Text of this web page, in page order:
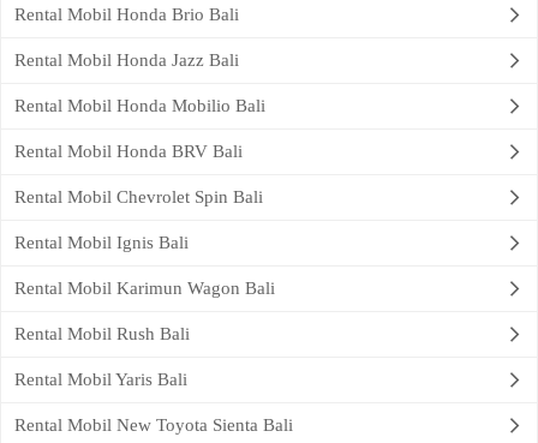
Rental Mobil Honda Brio Bali
Rental Mobil Honda Jazz Bali
Rental Mobil Honda Mobilio Bali
Rental Mobil Honda BRV Bali
Rental Mobil Chevrolet Spin Bali
Rental Mobil Ignis Bali
Rental Mobil Karimun Wagon Bali
Rental Mobil Rush Bali
Rental Mobil Yaris Bali
Rental Mobil New Toyota Sienta Bali